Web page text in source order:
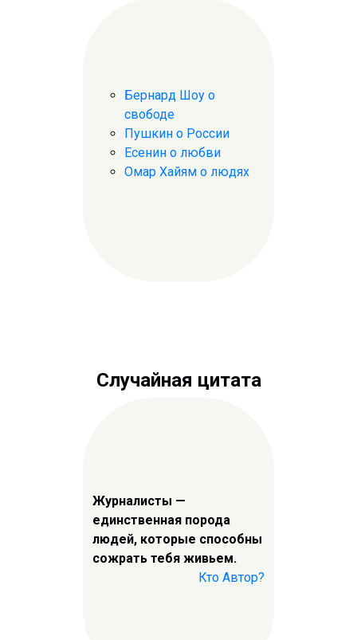
Бернард Шоу о
свободе
Пушкин о России
Есенин о любви
Омар Хайям о людях
Случайная цитата
Журналисты —
единственная порода
людей, которые способны
сожрать тебя живьем.
Кто Автор?